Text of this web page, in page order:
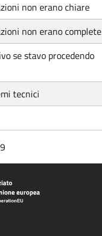
non erano chiare
non erano complete
se stavo procedendo
tecnici